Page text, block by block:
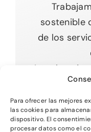
Para ofrecer las mejores
las cookies para
dispositivo. El
procesar datos como el
sostenible
de los
Impulsando